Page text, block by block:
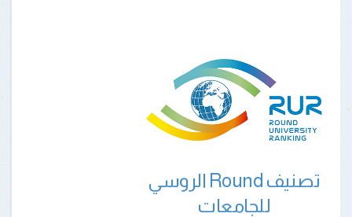
تصنيف Round الروسي
للجامعات